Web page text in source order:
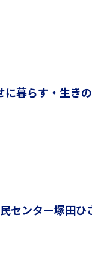
に暮らす・生き
センター塚田ひ